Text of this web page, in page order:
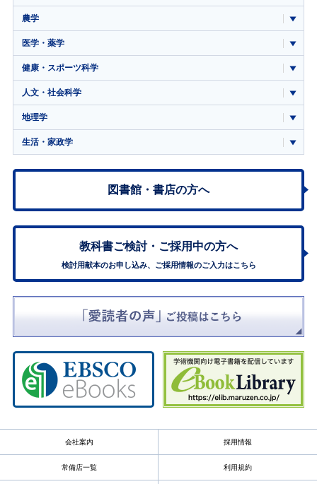
農学
医学・薬学
健康・スポーツ科学
人文・社会科学
地理学
生活・家政学
図書館・書店の方へ
教科書ご検討・ ご採用中の方へ
検討用献本のお申し込み、ご採用情報のご入力はこちら
会社案内 採用情報
常備店一覧 利用規約